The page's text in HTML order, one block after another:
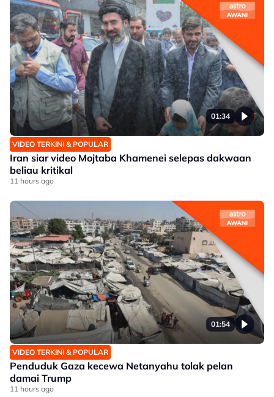
01:34
VIDEO TERKINI & POPULAR
Iran siar video Mojtaba Khamenei selepas dakwaan
beliau kritikal
11 hours ago
01:54
VIDEO TERKINI & POPULAR
Penduduk Gaza kecewa Netanyahu tolak pelan
damai Trump
11 hours ago